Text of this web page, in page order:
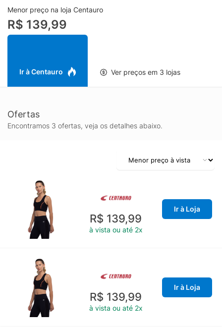
Menor preço na loja Centauro
R$ 139,99
Ir à Centauro Ver preços em 3 lojas
Ofertas
Encontramos 3 ofertas, veja os detalhes abaixo.
R$ 139,99
à vista ou até 2x
Ir à Loja
R$ 139,99
à vista ou até 2x
Ir à Loja